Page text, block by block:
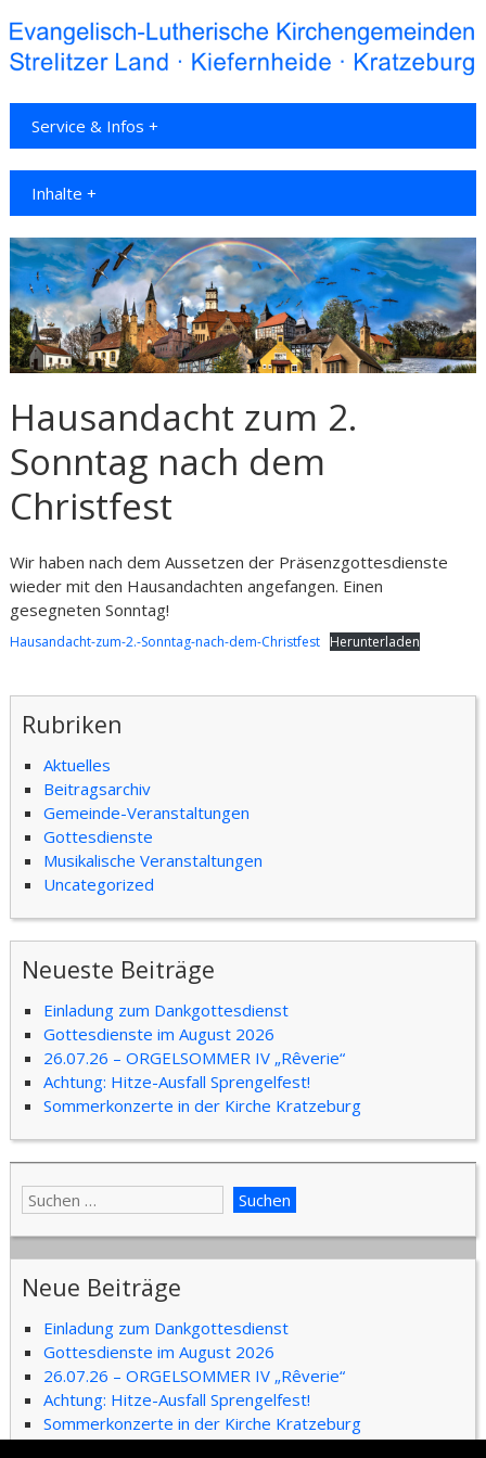
Service & Infos +
Inhalte +
Hausandacht zum 2.
Sonntag nach dem
Christfest
Wir haben nach dem Aussetzen der Präsenzgottesdienste
wieder mit den Hausandachten angefangen. Einen
gesegneten Sonntag!
Hausandacht-zum-2.-Sonntag-nach-dem-Christfest Herunterladen
Rubriken
Aktuelles
Beitragsarchiv
Gemeinde-Veranstaltungen
Gottesdienste
Musikalische Veranstaltungen
Uncategorized
Neueste Beiträge
Einladung zum Dankgottesdienst
Gottesdienste im August 2026
26.07.26 – ORGELSOMMER IV „Rêverie“
Achtung: Hitze-Ausfall Sprengelfest!
Sommerkonzerte in der Kirche Kratzeburg
Neue Beiträge
Einladung zum Dankgottesdienst
Gottesdienste im August 2026
26.07.26 – ORGELSOMMER IV „Rêverie“
Achtung: Hitze-Ausfall Sprengelfest!
Sommerkonzerte in der Kirche Kratzeburg